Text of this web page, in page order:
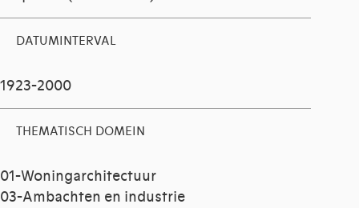
DATUMINTERVAL
1923-2000
THEMATISCH DOMEIN
01-Woningarchitectuur
03-Ambachten en industrie